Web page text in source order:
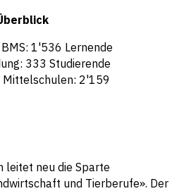
1'536 Lernende
333 Studierende
2'159
leitet neu die Sparte
und Tierberufe». Der